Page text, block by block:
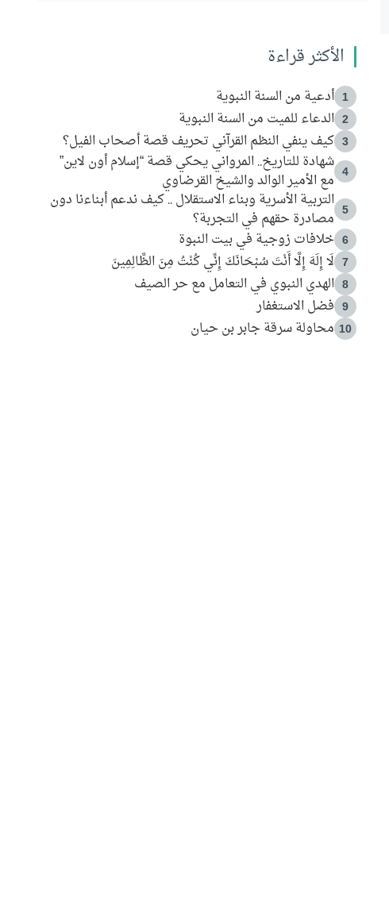
الأكثر قراءة
1 أدعية من السنة النبوية
2 الدعاء للميت من السنة النبوية
3 كيف ينفي النظم القرآني تحريف قصة أصحاب الفيل؟
4
شهادة للتاريخ.. المرواني يحكي قصة “إسلام أون لاين”
مع الأمير الوالد والشيخ القرضاوي
5
التربية الأسرية وبناء الاستقلال .. كيف ندعم أبناءنا دون
مصادرة حقهم في التجربة؟
6 خلافات زوجية في بيت النبوة
7 لَا إِلَهَ إِلَّا أَنْتَ سُبْحَانَكَ إِنِّي كُنْتُ مِنَ الظَّالِمِينَ
8 الهدي النبوي في التعامل مع حر الصيف
9 فضل الاستغفار
10 محاولة سرقة جابر بن حيان